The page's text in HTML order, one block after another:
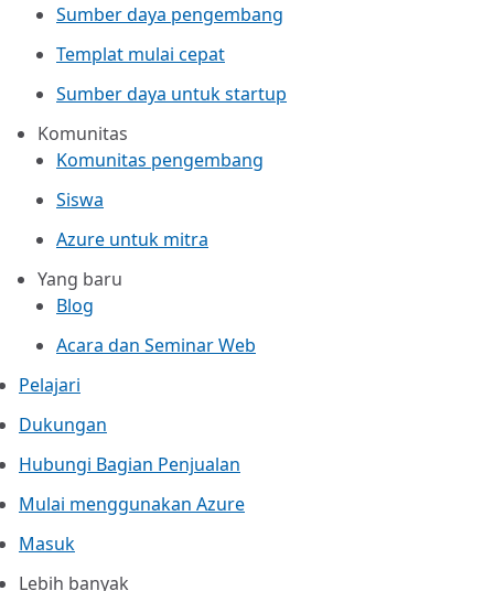
Sumber daya pengembang
Templat mulai cepat
Sumber daya untuk startup
Komunitas
Komunitas pengembang
Siswa
Azure untuk mitra
Yang baru
Blog
Acara dan Seminar Web
Pelajari
Dukungan
Hubungi Bagian Penjualan
Mulai menggunakan Azure
Masuk
Lebih banyak